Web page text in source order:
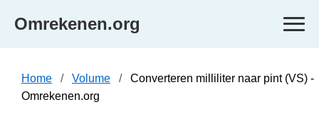
Omrekenen.org
Home Volume
Converteren milliliter naar pint (VS) -
Omrekenen.org